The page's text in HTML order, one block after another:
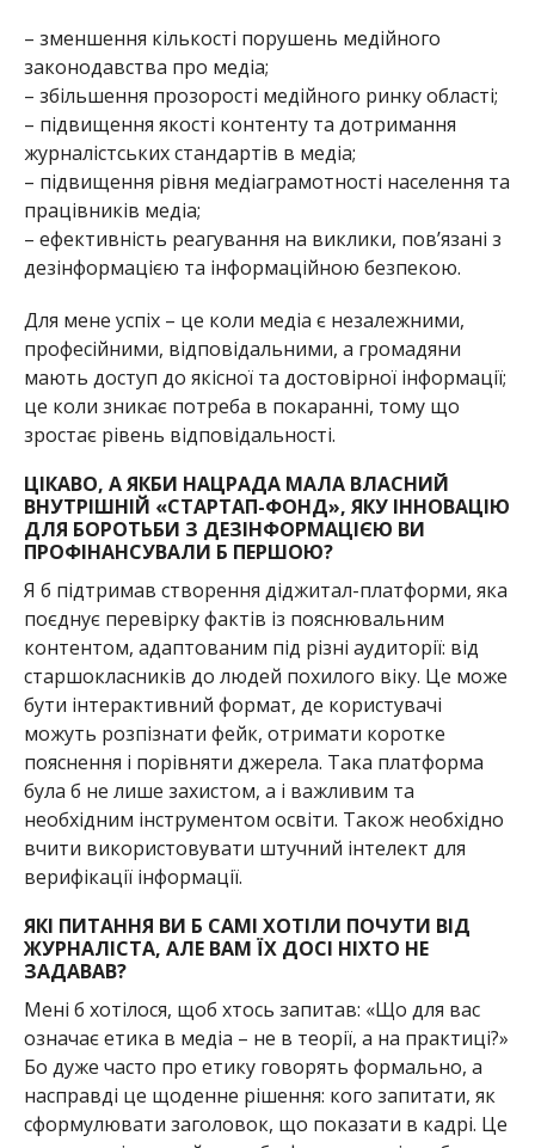
– зменшення кількості порушень медійного
законодавства про медіа;
– збільшення прозорості медійного ринку області;
– підвищення якості контенту та дотримання
журналістських стандартів в медіа;
– підвищення рівня медіаграмотності населення та
працівників медіа;
– ефективність реагування на виклики, пов’язані з
дезінформацією та інформаційною безпекою.
Для мене успіх – це коли медіа є незалежними,
професійними, відповідальними, а громадяни
мають доступ до якісної та достовірної інформації;
це коли зникає потреба в покаранні, тому що
зростає рівень відповідальності.
ЦІКАВО, А ЯКБИ НАЦРАДА МАЛА ВЛАСНИЙ
ВНУТРІШНІЙ «СТАРТАП-ФОНД», ЯКУ ІННОВАЦІЮ
ДЛЯ БОРОТЬБИ З ДЕЗІНФОРМАЦІЄЮ ВИ
ПРОФІНАНСУВАЛИ Б ПЕРШОЮ?
Я б підтримав створення діджитал-платформи, яка
поєднує перевірку фактів із пояснювальним
контентом, адаптованим під різні аудиторії: від
старшокласників до людей похилого віку. Це може
бути інтерактивний формат, де користувачі
можуть розпізнати фейк, отримати коротке
пояснення і порівняти джерела. Така платформа
була б не лише захистом, а і важливим та
необхідним інструментом освіти. Також необхідно
вчити використовувати штучний інтелект для
верифікації інформації.
ЯКІ ПИТАННЯ ВИ Б САМІ ХОТІЛИ ПОЧУТИ ВІД
ЖУРНАЛІСТА, АЛЕ ВАМ ЇХ ДОСІ НІХТО НЕ
ЗАДАВАВ?
Мені б хотілося, щоб хтось запитав: «Що для вас
означає етика в медіа – не в теорії, а на практиці?»
Бо дуже часто про етику говорять формально, а
насправді це щоденне рішення: кого запитати, як
сформулювати заголовок, що показати в кадрі. Це